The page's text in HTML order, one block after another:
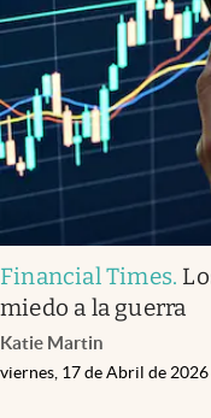
Financial Times.
miedo a la guerra
Katie Martin
viernes, 17 de Abril de 2026